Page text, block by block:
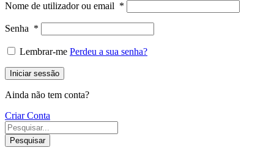
Nome de utilizador ou email *
Senha *
Lembrar-me Perdeu a sua senha?
Iniciar sessão
Ainda não tem conta?
Criar Conta
Pesquisar